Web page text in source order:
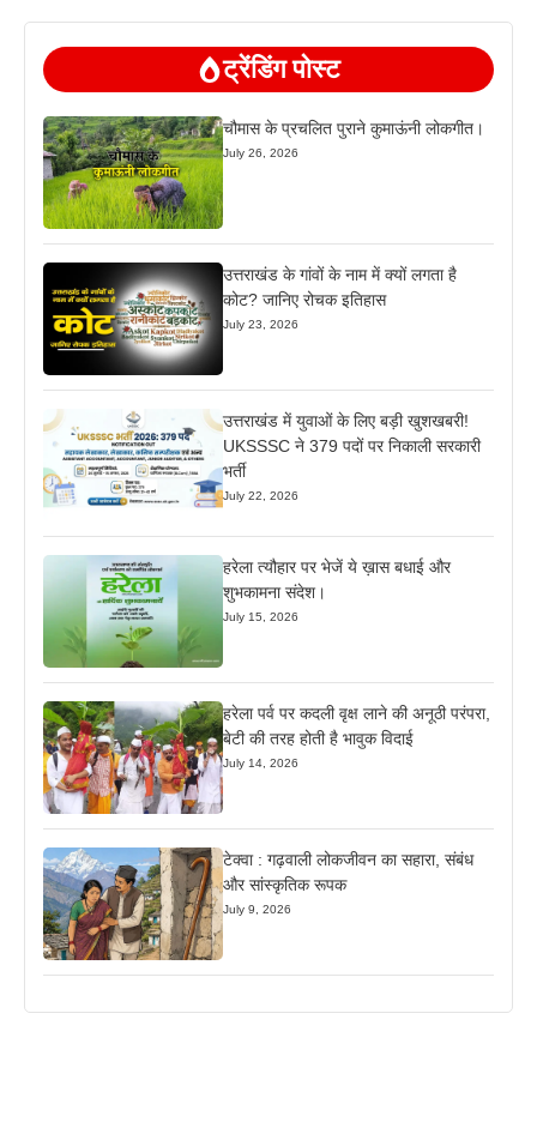
ट्रेंडिंग पोस्ट
चौमास के प्रचलित पुराने कुमाऊंनी लोकगीत।
July 26, 2026
उत्तराखंड के गांवों के नाम में क्यों लगता है
कोट? जानिए रोचक इतिहास
July 23, 2026
उत्तराखंड में युवाओं के लिए बड़ी खुशखबरी!
UKSSSC ने 379 पदों पर निकाली सरकारी
भर्ती
July 22, 2026
हरेला त्यौहार पर भेजें ये ख़ास बधाई और
शुभकामना संदेश।
July 15, 2026
हरेला पर्व पर कदली वृक्ष लाने की अनूठी परंपरा,
बेटी की तरह होती है भावुक विदाई
July 14, 2026
टेक्वा : गढ़वाली लोकजीवन का सहारा, संबंध
और सांस्कृतिक रूपक
July 9, 2026